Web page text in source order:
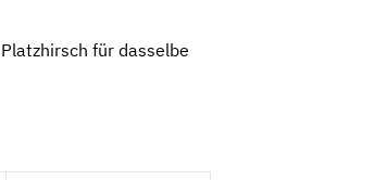
für dasselbe